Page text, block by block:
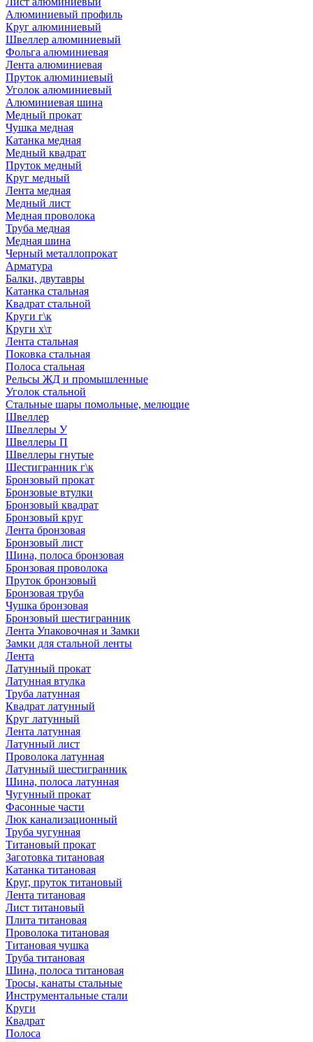
Алюминиевый профиль
Круг алюминиевый
Швеллер алюминиевый
Фольга алюминиевая
Лента алюминиевая
Пруток алюминиевый
Уголок алюминиевый
Алюминиевая шина
Медный прокат
Чушка медная
Катанка медная
Медный квадрат
Пруток медный
Круг медный
Лента медная
Медный лист
Медная проволока
Труба медная
Медная шина
Черный металлопрокат
Арматура
Балки, двутавры
Катанка стальная
Квадрат стальной
Круги г\к
Круги х\т
Лента стальная
Поковка стальная
Полоса стальная
Рельсы ЖД и промышленные
Уголок стальной
Стальные шары помольные, мелющие
Швеллер
Швеллеры У
Швеллеры П
Швеллеры гнутые
Шестигранник г\к
Бронзовый прокат
Бронзовые втулки
Бронзовый квадрат
Бронзовый круг
Лента бронзовая
Бронзовый лист
Шина, полоса бронзовая
Бронзовая проволока
Пруток бронзовый
Бронзовая труба
Чушка бронзовая
Бронзовый шестигранник
Лента Упаковочная и Замки
Замки для стальной ленты
Лента
Латунный прокат
Латунная втулка
Труба латунная
Квадрат латунный
Круг латунный
Лента латунная
Латунный лист
Проволока латунная
Латунный шестигранник
Шина, полоса латунная
Чугунный прокат
Фасонные части
Люк канализационный
Труба чугунная
Титановый прокат
Заготовка титановая
Катанка титановая
Круг, пруток титановый
Лента титановая
Лист титановый
Плита титановая
Проволока титановая
Титановая чушка
Труба титановая
Шина, полоса титановая
Тросы, канаты стальные
Инструментальные стали
Круги
Квадрат
Полоса